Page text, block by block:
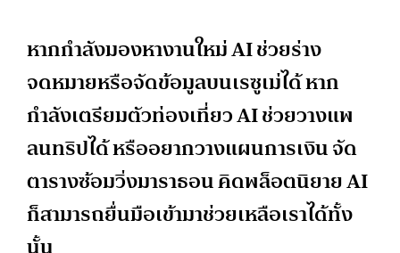
หากกำลังมองหางานใหม่ AI ช่วยร่าง
จดหมายหรือจัดข้อมูลบนเรซูเม่ได้ หาก
กำลังเตรียมตัวท่องเที่ยว AI ช่วยวางแพ
ลนทริปได้ หรืออยากวางแผนการเงิน จัด
ตารางซ้อมวิ่งมาราธอน คิดพล็อตนิยาย AI
ก็สามารถยื่นมือเข้ามาช่วยเหลือเราได้ทั้ง